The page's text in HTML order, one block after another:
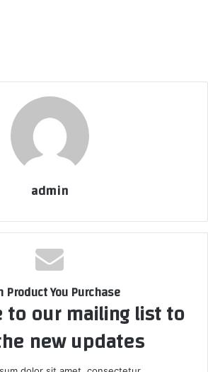
admin
Product You Purchase
to our mailing list to
new updates!